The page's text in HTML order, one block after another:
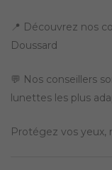
📍 Découvrez nos
Doussard
💬 Nos conseillers
lunettes les plus
Protégez vos yeux,